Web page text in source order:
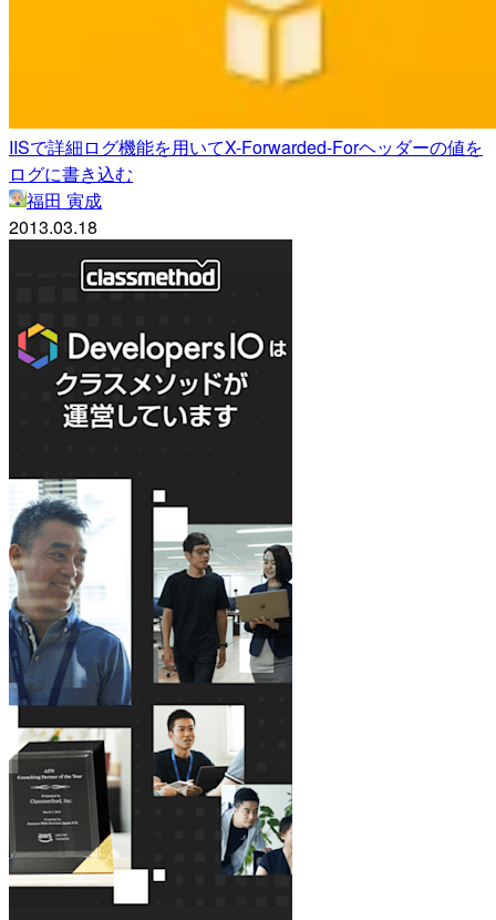
IISで詳細ログ機能を用いてX-Forwarded-Forヘッダーの値を
ログに書き込む
福田 寅成
2013.03.18